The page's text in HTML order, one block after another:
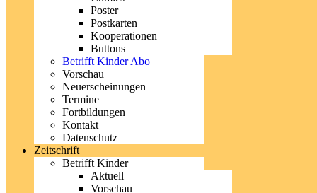
Poster
Postkarten
Kooperationen
Buttons
Betrifft Kinder Abo
Vorschau
Neuerscheinungen
Termine
Fortbildungen
Kontakt
Datenschutz
Zeitschrift
Betrifft Kinder
Aktuell
Vorschau